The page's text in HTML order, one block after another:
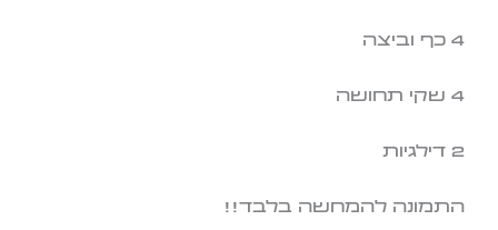
התמונה להמחשה בלבד!!